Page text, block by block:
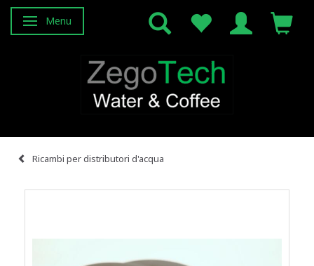
Attiva/disattiva navigazione
Menu
Ricambi per distributori d'acqua